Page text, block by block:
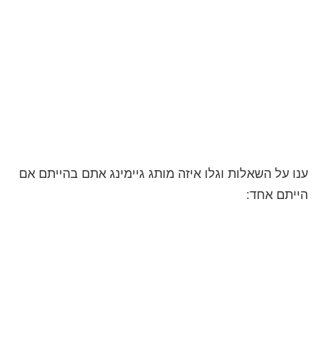
ענו על השאלות וגלו איזה מותג גיימינג אתם בהייתם אם
הייתם אחד: